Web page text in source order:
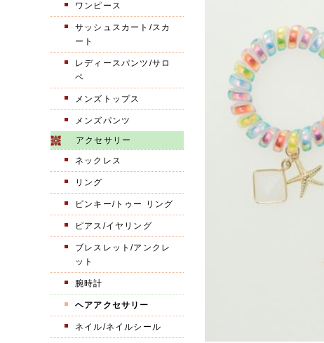
ワンピース
サッシュスカート/スカ
ート
レディースパンツ/サロ
ペ
メンズトップス
メンズパンツ
アクセサリー
ネックレス
リング
ピンキー/トゥー リング
ピアス/イヤリング
ブレスレット/アンクレ
ット
腕時計
ヘアアクセサリー
ネイル/ネイルシール